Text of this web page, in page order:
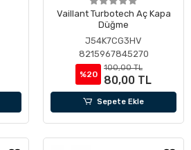
Vaillant Turbotech Aç Kapa
Düğme
J54K7CG3HV
8215967845270
%20
100,00 TL
80,00 TL
Sepete Ekle